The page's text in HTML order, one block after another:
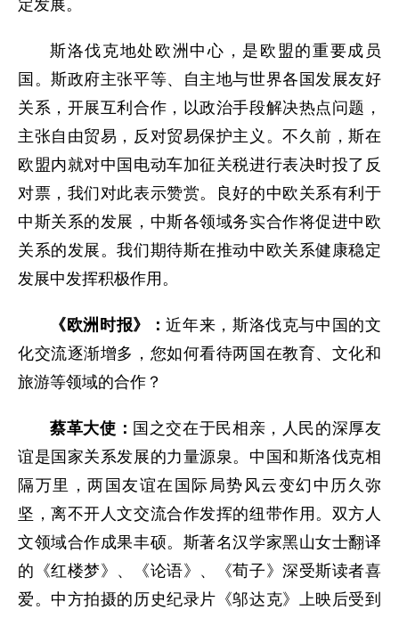
定发展。
斯洛伐克地处欧洲中心，是欧盟的重要成员
国。斯政府主张平等、自主地与世界各国发展友好
关系，开展互利合作，以政治手段解决热点问题，
主张自由贸易，反对贸易保护主义。不久前，斯在
欧盟内就对中国电动车加征关税进行表决时投了反
对票，我们对此表示赞赏。良好的中欧关系有利于
中斯关系的发展，中斯各领域务实合作将促进中欧
关系的发展。我们期待斯在推动中欧关系健康稳定
发展中发挥积极作用。
《欧洲时报》：近年来，斯洛伐克与中国的文
化交流逐渐增多，您如何看待两国在教育、文化和
旅游等领域的合作？
蔡革大使： 国之交在于民相亲，人民的深厚友
谊是国家关系发展的力量源泉。中国和斯洛伐克相
隔万里，两国友谊在国际局势风云变幻中历久弥
坚，离不开人文交流合作发挥的纽带作用。双方人
文领域合作成果丰硕。斯著名汉学家黑山女士翻译
的《红楼梦》、《论语》、《荀子》深受斯读者喜
爱。中方拍摄的历史纪录片《邬达克》上映后受到